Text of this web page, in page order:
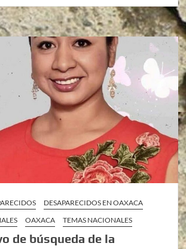
DESAPARECIDOS EN OAXACA
OAXACA TEMAS NACIONALES
de búsqueda de la